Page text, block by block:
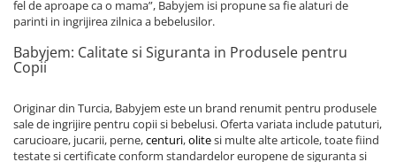
fel de aproape ca o mama”, Babyjem isi propune sa fie alaturi de
parinti in ingrijirea zilnica a bebelusilor.
Babyjem: Calitate si Siguranta in Produsele pentru
Copii
Originar din Turcia, Babyjem este un brand renumit pentru produsele
sale de ingrijire pentru copii si bebelusi. Oferta variata include patuturi,
carucioare, jucarii, perne,centuri,olitesi multe alte articole, toate fiind
testate si certificate conform standardelor europene de siguranta si